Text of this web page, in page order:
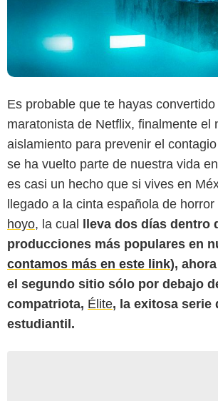
Es probable que te hayas
maratonista de Netflix, finalmente el
aislamiento para prevenir el
se ha vuelto parte de nuestra vida
es casi un hecho que si vives en
llegado a la cinta española de
hoyo, la cual lleva dos días dentro
producciones más populares en
contamos más en este link),
el segundo sitio sólo por debajo
compatriota, Élite, la exitosa serie
estudiantil.